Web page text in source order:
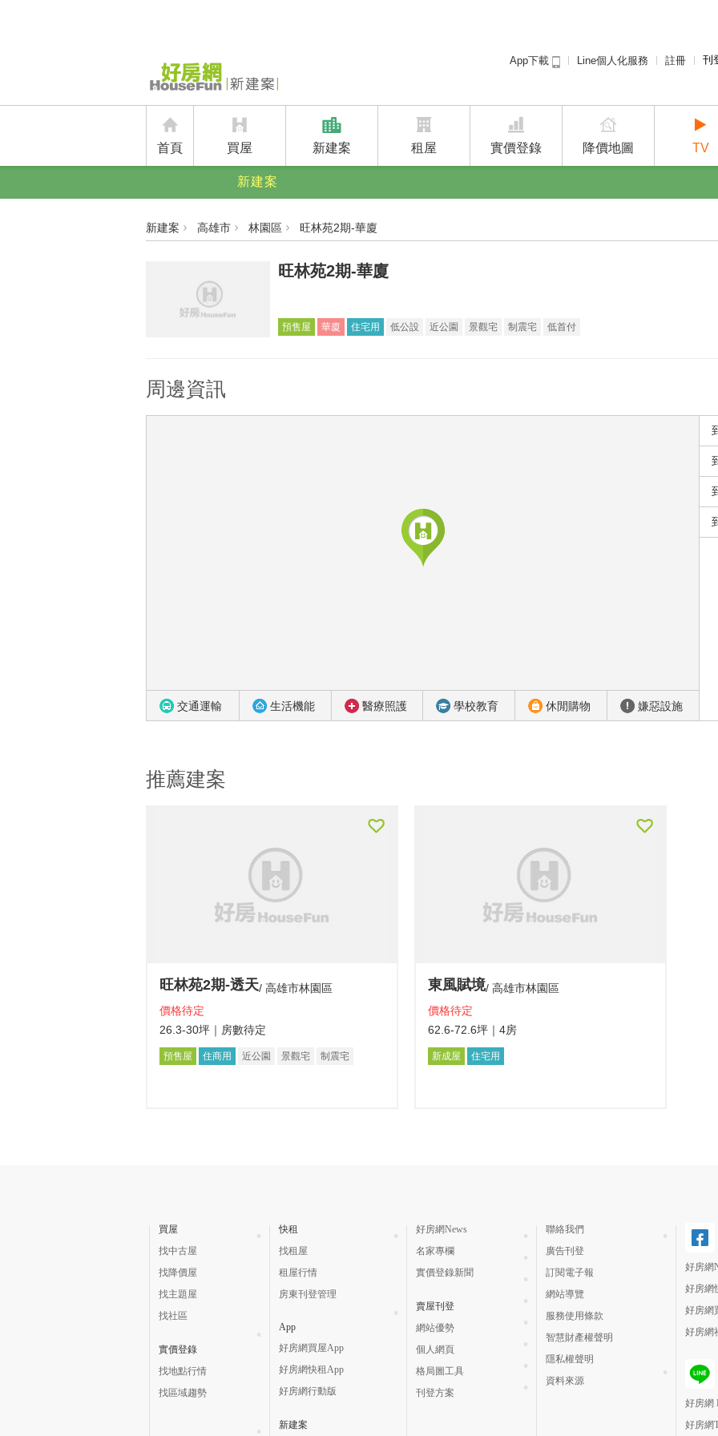
App下載 Line個人化服務 註冊 刊
廣告
建案
首頁 買屋 新建案 租屋 實價登錄 降價地圖 TV
新建案
新建案 高雄市 林園區 旺林苑2期-華廈
旺林苑2期-華廈
預售屋 華廈 住宅用 低公設 近公園 景觀宅 制震宅 低首付
周邊資訊
交通運輸 生活機能 醫療照護 學校教育 休閒購物 嫌惡設施
推薦建案
旺林苑2期-透天 高雄市林園區
價格待定
26.3-30坪 ｜房數待定
預售屋 住商用 近公園 景觀宅 制震宅
東風賦境 高雄市林園區
價格待定
62.6-72.6坪 ｜4房
新成屋 住宅用
買屋
找中古屋
找降價屋
找主題屋
找社區
實價登錄
找地點行情
找區域趨勢
快租
找租屋
租屋行情
房東刊登管理
App
好房網買屋App
好房網快租App
好房網行動版
新建案
好房網News
名家專欄
實價登錄新聞
賣屋刊登
網站優勢
個人網頁
格局圖工具
刊登方案
聯絡我們
廣告刊登
訂閱電子報
網站導覽
服務使用條款
智慧財產權聲明
隱私權聲明
資料來源
好房網
好房網
好房網
好房網
好房網
好房網